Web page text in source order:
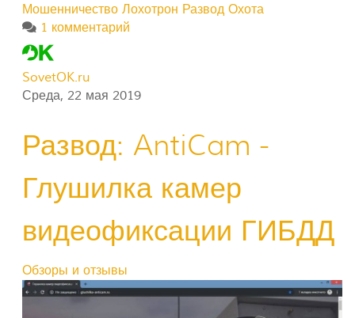
Мошенничество Лохотрон Развод Охота
1 комментарий
SovetOK.ru
Среда, 22 мая 2019
Развод: AntiCam -
Глушилка камер
видеофиксации ГИБДД
Обзоры и отзывы